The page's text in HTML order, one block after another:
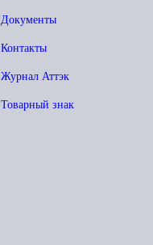
Документы
Контакты
Журнал Аттэк
Товарный знак